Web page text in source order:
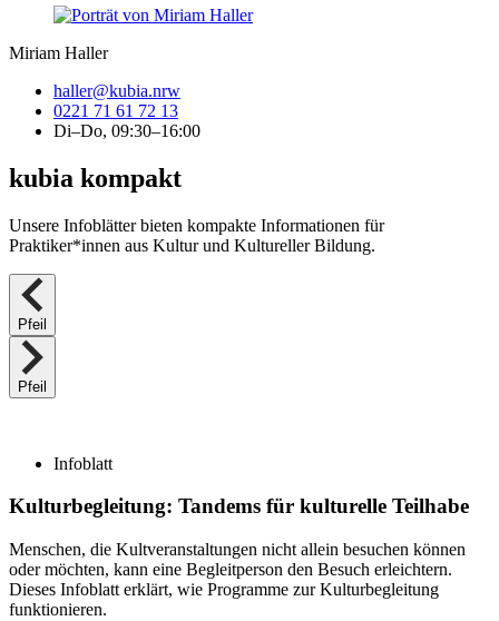
Miriam Haller
haller@kubia.nrw
0221 71 61 72 13
Di–Do, 09:30–16:00
kubia kompakt
Unsere Infoblätter bieten kompakte Informationen für
Praktiker*innen aus Kultur und Kultureller Bildung.
Pfeil
Pfeil
Infoblatt
Kulturbegleitung: Tandems für kulturelle Teilhabe
Menschen, die Kultveranstaltungen nicht allein besuchen können
oder möchten, kann eine Begleitperson den Besuch erleichtern.
Dieses Infoblatt erklärt, wie Programme zur Kulturbegleitung
funktionieren.